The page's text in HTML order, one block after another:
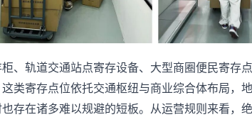
、轨道交通站点寄存设备、大型商圈便民寄存
类寄存点位依托交通枢纽与商业综合体布局，
存在诸多难以规避的短板。从运营规则来看，